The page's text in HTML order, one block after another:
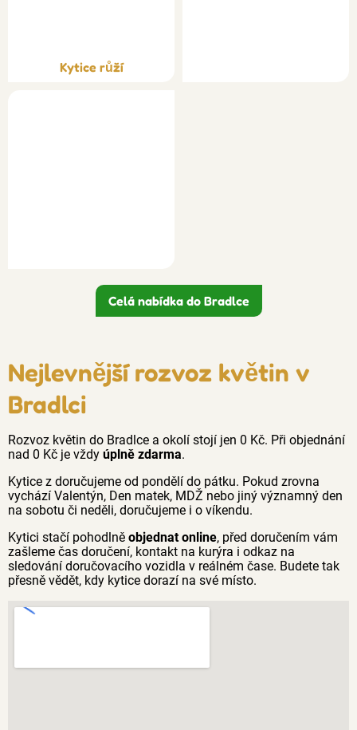
Kytice růží
Celá nabídka do Bradlce
Nejlevnější rozvoz květin v
Bradlci
Rozvoz květin do Bradlce a okolí stojí jen 0 Kč. Při objednání
nad 0 Kč je vždy úplně zdarma.
Kytice z doručujeme od pondělí do pátku. Pokud zrovna
vychází Valentýn, Den matek, MDŽ nebo jiný významný den
na sobotu či neděli, doručujeme i o víkendu.
Kytici stačí pohodlně objednat online, před doručením vám
zašleme čas doručení, kontakt na kurýra i odkaz na
sledování doručovacího vozidla v reálném čase. Budete tak
přesně vědět, kdy kytice dorazí na své místo.